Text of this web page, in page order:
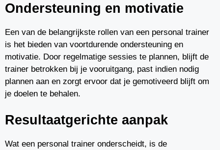
Ondersteuning en motivatie
Een van de belangrijkste rollen van een personal trainer
is het bieden van voortdurende ondersteuning en
motivatie. Door regelmatige sessies te plannen, blijft de
trainer betrokken bij je vooruitgang, past indien nodig
plannen aan en zorgt ervoor dat je gemotiveerd blijft om
je doelen te behalen.
Resultaatgerichte aanpak
Wat een personal trainer onderscheidt, is de